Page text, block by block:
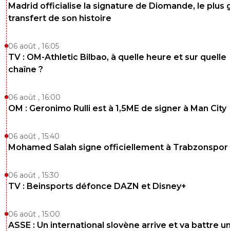
Madrid officialise la signature de Diomande, le plus
transfert de son histoire
06 août , 16:05
TV : OM-Athletic Bilbao, à quelle heure et sur quelle
chaîne ?
06 août , 16:00
OM : Geronimo Rulli est à 1,5ME de signer à Man City
06 août , 15:40
Mohamed Salah signe officiellement à Trabzonspor
06 août , 15:30
TV : Beinsports défonce DAZN et Disney+
06 août , 15:00
ASSE : Un international slovène arrive et va battre